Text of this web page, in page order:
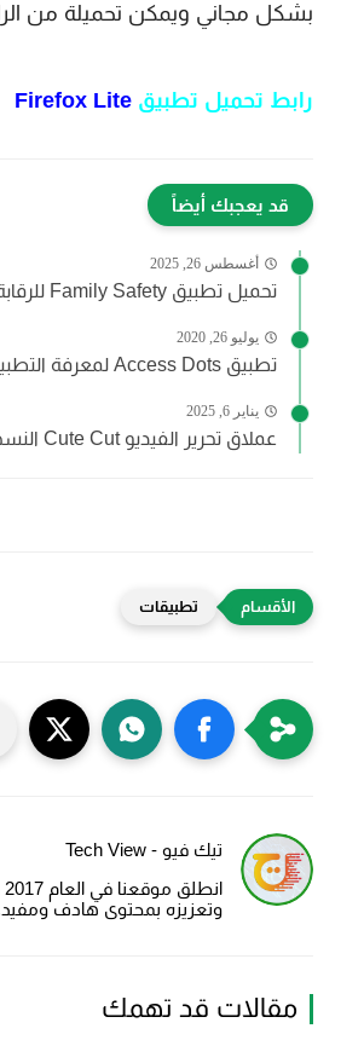
بشكل مجاني ويمكن تحميلة من
رابط تحميل تطبيق Firefox Lite
قد يعجبك أيضاً
أغسطس 26, 2025
تحميل تطبيق Family Safety للرقابة الابوية وإدارة شاشة الأطفال عن...
يوليو 26, 2020
تطبيق Access Dots لمعرفة التطبيقات التي تتجسس عليك وتفتح الكاميرة...
يناير 6, 2025
عملاق تحرير الفيديو Cute Cut النسخة المدفوعة مجاناً للأندرويد
تطبيقات
تيك فيو - Tech View
وتعزيزه بمحتوى هادف
مقالات قد تهمك